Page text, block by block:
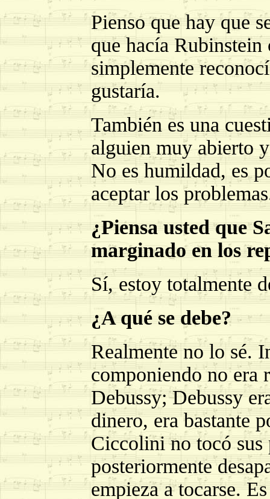
Pienso que hay que
que hacía
simplemente
gustaría.
También es una
alguien muy abierto
No es humildad, es
aceptar los
¿Piensa usted que
marginado en los
Sí, estoy totalmente
¿A qué se debe?
Realmente no lo sé.
componiendo no era
Debussy; Debussy
dinero, era bastante
Ciccolini no tocó sus
posteriormente
empieza a tocarse.